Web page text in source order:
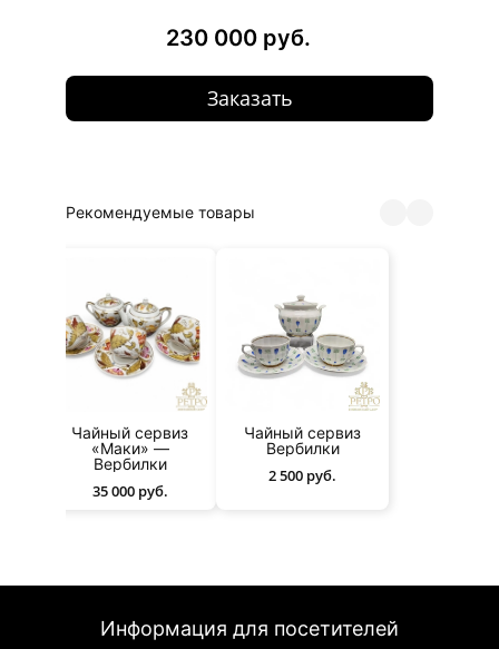
230 000 руб.
Заказать
Рекомендуемые товары
Чайный сервиз
«Маки» —
Вербилки
35 000 руб.
Чайный сервиз
Вербилки
2 500 руб.
Информация для посетителей